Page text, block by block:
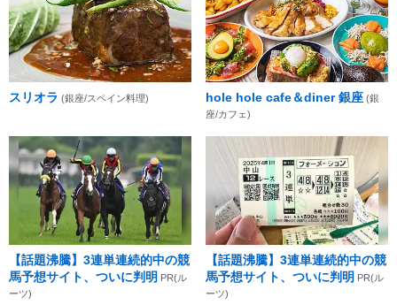
スリオラ (銀座/スペイン料理) hole hole cafe＆diner 銀座 (銀
座/カフェ)
【話題沸騰】3連単連続的中の競
馬予想サイト、ついに判明 PR(ル
ーツ)
【話題沸騰】3連単連続的中の競
馬予想サイト、ついに判明 PR(ル
ーツ)